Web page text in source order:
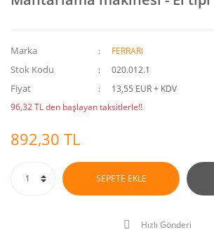
Marka FERRARI
Stok Kodu 020.012.1
Fiyat
13,55 EUR + KDV
96,32 TL den başlayan taksitlerle!!
892,30 TL
SEPETE EKLE
Hızlı Gönderi